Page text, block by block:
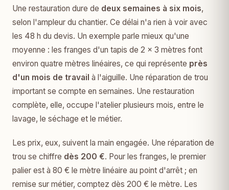
Une restauration dure de deux semaines à six mois,
selon l'ampleur du chantier. Ce délai n'a rien à voir avec
les 48 h du devis. Un exemple parle mieux qu'une
moyenne : les franges d'un tapis de 2 × 3 mètres font
environ quatre mètres linéaires, ce qui représente près
d'un mois de travail à l'aiguille. Une réparation de trou
important se compte en semaines. Une restauration
complète, elle, occupe l'atelier plusieurs mois, entre le
lavage, le séchage et le métier.
Les prix, eux, suivent la main engagée. Une réparation de
trou se chiffre dès 200 €. Pour les franges, le premier
palier est à 80 € le mètre linéaire au point d'arrêt ; en
remise sur métier, comptez dès 200 € le mètre. Les